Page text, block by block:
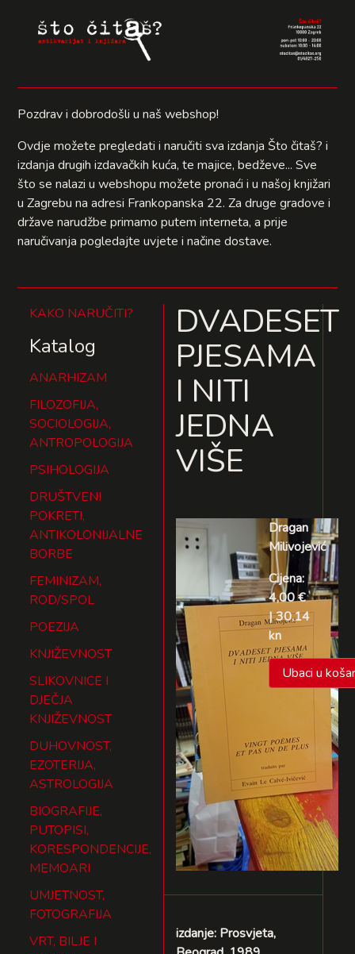
Pozdrav i dobrodošli u naš webshop!
Ovdje možete pregledati i naručiti sva izdanja Što čitaš? i
izdanja drugih izdavačkih kuća, te majice, bedževe... Sve
što se nalazi u webshopu možete pronaći i u našoj knjižari
u Zagrebu na adresi Frankopanska 22. Za druge gradove i
države narudžbe primamo putem interneta, a prije
naručivanja pogledajte uvjete i načine dostave.
KAKO NARUČITI?
Katalog
ANARHIZAM
FILOZOFIJA,
SOCIOLOGIJA,
ANTROPOLOGIJA
PSIHOLOGIJA
DRUŠTVENI
POKRETI,
ANTIKOLONIJALNE
BORBE
FEMINIZAM,
ROD/SPOL
POEZIJA
KNJIŽEVNOST
SLIKOVNICE I
DJEČJA
KNJIŽEVNOST
DUHOVNOST,
EZOTERIJA,
ASTROLOGIJA
BIOGRAFIJE,
PUTOPISI,
KORESPONDENCIJE,
MEMOARI
UMJETNOST,
FOTOGRAFIJA
VRT, BILJE I
DVADESET
PJESAMA
I NITI
JEDNA
VIŠE
Dragan
Milivojević
Cijena:
4,00 €
| 30,14
kn
Ubaci u
izdanje: Prosvjeta,